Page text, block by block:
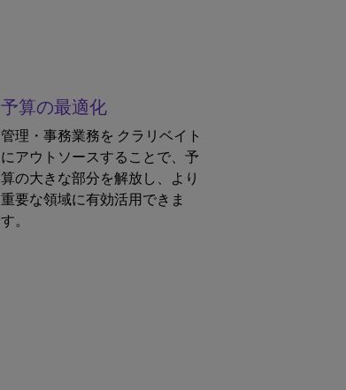
予算の最適化
管理・事務業務を クラリベイト
にアウトソースすることで、予
算の大きな部分を解放し、より
重要な領域に有効活用できま
す。